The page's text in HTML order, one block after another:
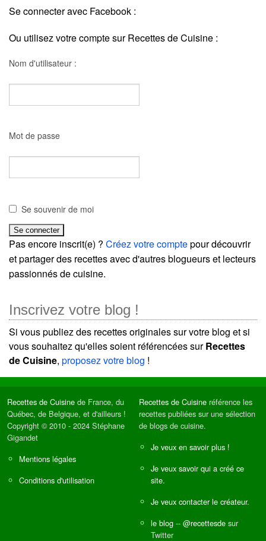
Se connecter avec Facebook :
Ou utilisez votre compte sur Recettes de Cuisine :
Nom d'utilisateur :
Mot de passe
Se souvenir de moi
Pas encore inscrit(e) ? Créez votre comptepour découvrir
et partager des recettes avec d'autres blogueurs et lecteurs
passionnés de cuisine.
Inscrivez votre blog !
Si vous publiez des recettes originales sur votre blog et si
vous souhaitez qu'elles soient référencées surRecettes
de Cuisine, proposez votre blog !
Recettes de Cuisine de France, du
Québec, de Belgique, et d'ailleurs !
Copyright © 2010 - 2024 Stéphane
Gigandet
Mentions légales
Conditions d'utilisation
Recettes de Cuisine référence les
recettes publiées sur une sélection
de blogs de cuisine.
Je veux en savoir plus !
Je veux savoir qui a créé ce
site.
Je veux contacter le créateur.
le blog -- @recettesde sur
Twitter